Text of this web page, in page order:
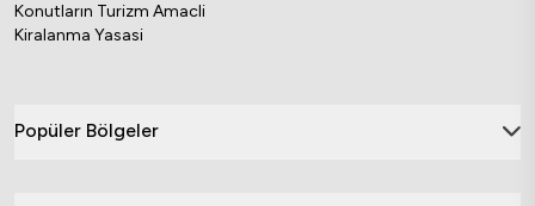
Konutların Turizm Amacli
Kiralanma Yasasi
Popüler Bölgeler